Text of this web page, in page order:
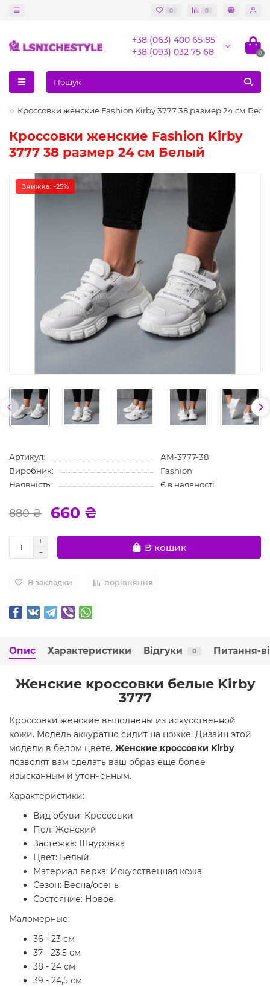
0 0
+38 (063) 400 65 85
+38 (093) 032 75 68
0
Кроссовки женские Fashion Kirby 3777 38 размер 24 см
Кроссовки женские Fashion Kirby
3777 38 размер 24 см Белый
Знижка: -25%
Артикул:
АМ-3777-38
Виробник:
Fashion
Наявність:
Є в наявності
880 ₴ 660 ₴
В кошик
В закладки порівняння
Опис Характеристики Відгуки 0 Питання-
Женские кроссовки белые Kirby
3777
Кроссовки женские выполнены из искусственной
кожи. Модель аккуратно сидит на ножке. Дизайн этой
модели в белом цвете. Женские кроссовки Kirby
позволят вам сделать ваш образ еще более
изысканным и утонченным.
Характеристики:
Вид обуви: Кроссовки
Пол: Женский
Застежка: Шнуровка
Цвет: Белый
Материал верха: Искусственная кожа
Сезон: Весна/осень
Состояние: Новое
Маломерные:
36 - 23 см
37 - 23,5 см
38 - 24 см
39 - 24,5 см